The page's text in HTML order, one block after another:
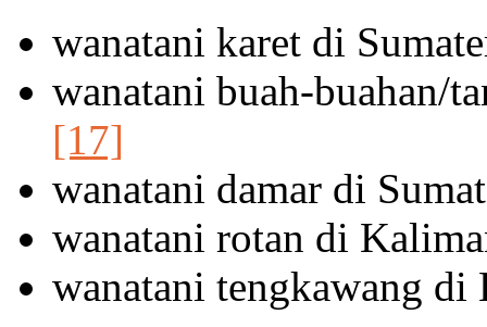
wanatani karet di
wanatani buah-buahan/
[17]
wanatani damar di
wanatani rotan di
wanatani tengkawang di